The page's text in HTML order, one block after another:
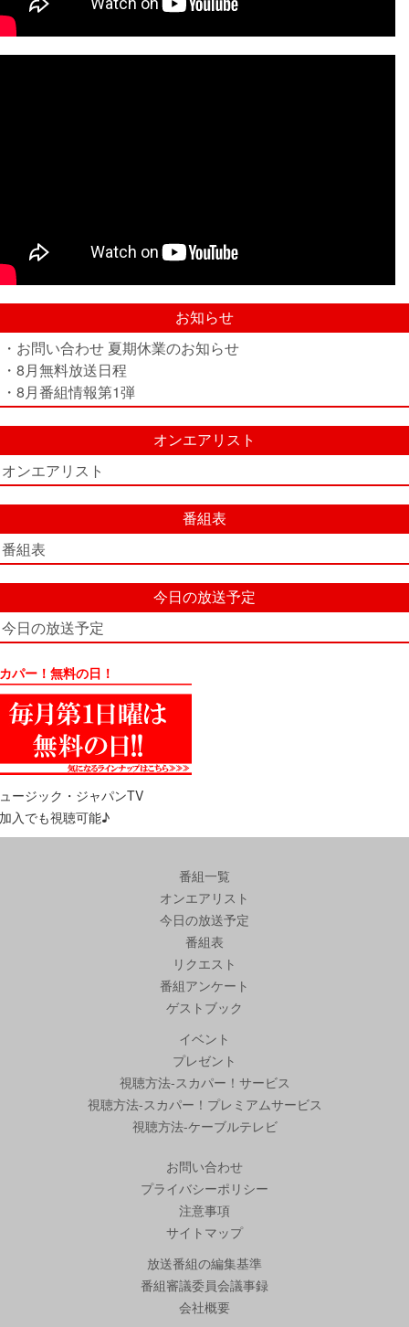
お知らせ
・お問い合わせ 夏期休業のお知らせ
・8月無料放送日程
・8月番組情報第1弾
オンエアリスト
オンエアリスト
番組表
番組表
今日の放送予定
今日の放送予定
パー！無料の日！
ージック・ジャパンTV
入でも視聴可能♪
番組一覧
オンエアリスト
今日の放送予定
番組表
リクエスト
番組アンケート
ゲストブック
イベント
プレゼント
視聴方法-スカパー！サービス
視聴方法-スカパー！プレミアムサービス
視聴方法-ケーブルテレビ
お問い合わせ
プライバシーポリシー
注意事項
サイトマップ
放送番組の編集基準
番組審議委員会議事録
会社概要